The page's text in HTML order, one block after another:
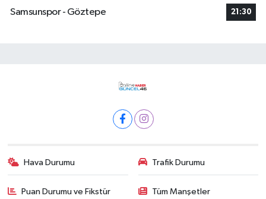
Samsunspor - Göztepe
21:30
Hava Durumu Trafik Durumu
Puan Durumu ve Fikstür Tüm Manşetler